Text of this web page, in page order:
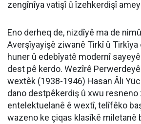
zengînîya vatişî û îzehkerdişî
Eno derheq de, nizdîyê ma de
Averşîyayişê ziwanê Tirkî û Tirkîya
huner û edebîyatê modernî
dest pê kerdo. Wezîrê
wextêk (1938-1946) Hasan Âli
dano destpêkerdiş û xwu resneno
entelektuelanê ê wextî, telîfêko
wazeno ke çiqas klasîkê miletanê